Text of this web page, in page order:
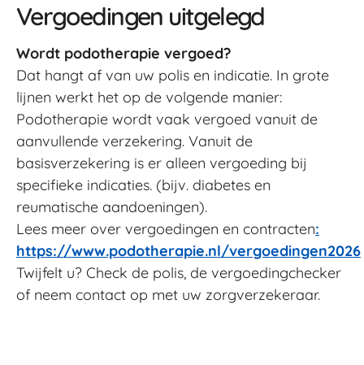
Vergoedingen uitgelegd
Wordt podotherapie vergoed?
Dat hangt af van uw polis en indicatie. In grote
lijnen werkt het op de volgende manier:
Podotherapie wordt vaak vergoed vanuit de
aanvullende verzekering. Vanuit de
basisverzekering is er alleen vergoeding bij
specifieke indicaties. (bijv. diabetes en
reumatische aandoeningen).
Lees meer over vergoedingen en contracten:
https://www.podotherapie.nl/vergoedingen2026
Twijfelt u? Check de polis, de vergoedingchecker
of neem contact op met uw zorgverzekeraar.